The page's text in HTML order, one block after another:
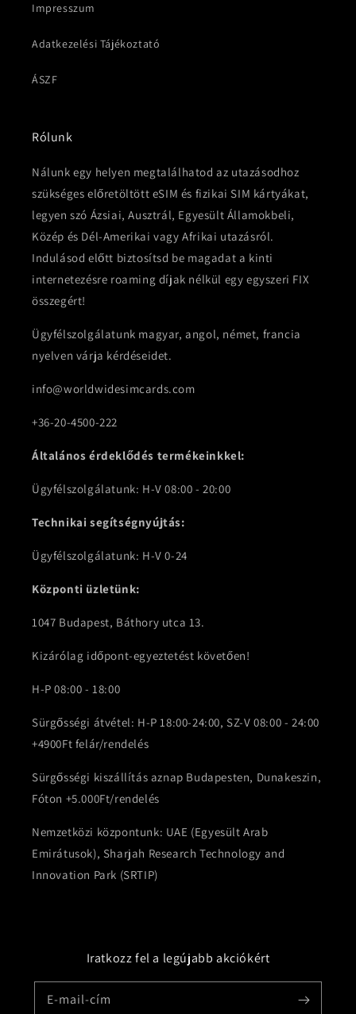
Impresszum
Adatkezelési Tájékoztató
ÁSZF
Rólunk
Nálunk egy helyen megtalálhatod az utazásodhoz
szükséges előretöltött eSIM és fizikai SIM kártyákat,
legyen szó Ázsiai, Ausztrál, Egyesült Államokbeli,
Közép és Dél-Amerikai vagy Afrikai utazásról.
Indulásod előtt biztosítsd be magadat a kinti
internetezésre roaming díjak nélkül egy egyszeri FIX
összegért!
Ügyfélszolgálatunk magyar, angol, német, francia
nyelven várja kérdéseidet.
info@worldwidesimcards.com
+36-20-4500-222
Általános érdeklődés termékeinkkel:
Ügyfélszolgálatunk: H-V 08:00 - 20:00
Technikai segítségnyújtás:
Ügyfélszolgálatunk: H-V 0-24
Központi üzletünk:
1047 Budapest, Báthory utca 13.
Kizárólag időpont-egyeztetést követően!
H-P 08:00 - 18:00
Sürgősségi átvétel: H-P 18:00-24:00, SZ-V 08:00 - 24:00
+4900Ft felár/rendelés
Sürgősségi kiszállítás aznap Budapesten, Dunakeszin,
Fóton +5.000Ft/rendelés
Nemzetközi központunk: UAE (Egyesült Arab
Emirátusok), Sharjah Research Technology and
Innovation Park (SRTIP)
Iratkozz fel a legújabb akciókért
E-mail-cím